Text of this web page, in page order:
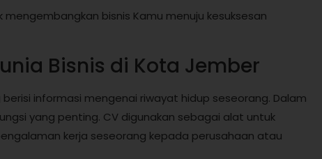
bisnis Kamu menuju kesuksesan
Bisnis di Kota Jember
informasi mengenai riwayat hidup seseorang. Dalam
yang penting. CV digunakan sebagai alat untuk
kerja seseorang kepada perusahaan atau